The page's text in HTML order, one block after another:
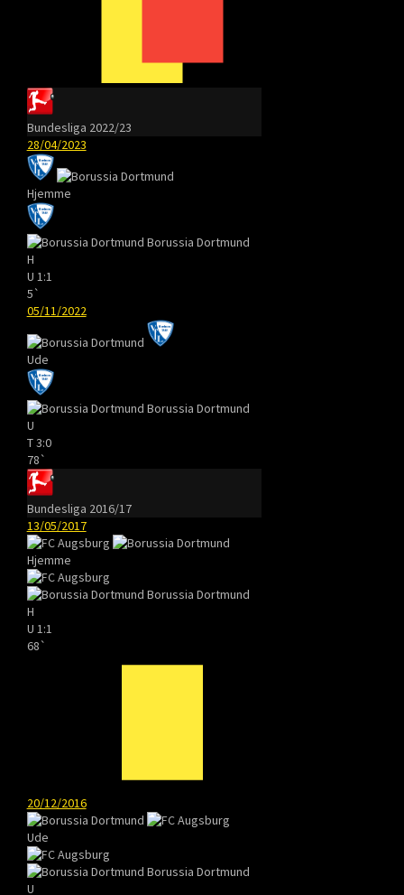
Bundesliga 2022/23
28/04/2023
Hjemme
Borussia Dortmund
H
U 1:1
5`
05/11/2022
Ude
Borussia Dortmund
U
T3:0
78`
Bundesliga 2016/17
13/05/2017
Hjemme
Borussia Dortmund
H
U 1:1
68`
20/12/2016
Ude
Borussia Dortmund
U